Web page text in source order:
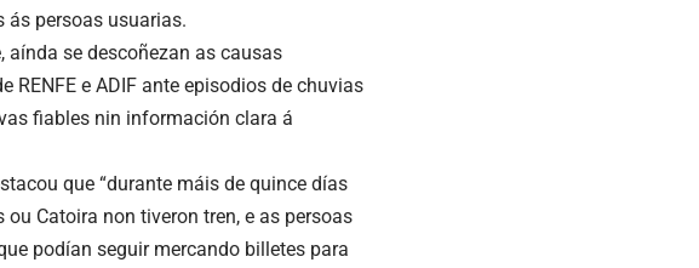
ás persoas usuarias.
aínda se descoñezan as causas
RENFE e ADIF ante episodios de chuvias
fiables nin información clara á
que “durante máis de quince días
ou Catoira non tiveron tren, e as persoas
podían seguir mercando billetes para